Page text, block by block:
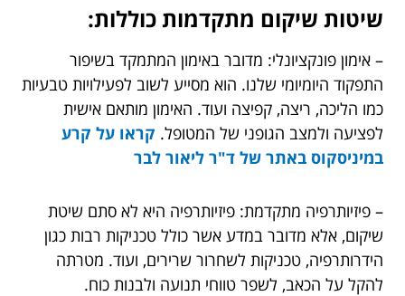
שיטות שיקום מתקדמות כוללות:
– אימון פונקציונלי: מדובר באימון המתמקד בשיפור
התפקוד היומיומי שלנו. הוא מסייע לשוב לפעילויות טבעיות
כמו הליכה, ריצה, קפיצה ועוד. האימון מותאם אישית
לפציעה ולמצב הגופני של המטופל. קראו על קרע
במיניסקוס באתר של ד"ר ליאור לבר
– פיזיותרפיה מתקדמת: פיזיותרפיה היא לא סתם שיטת
שיקום, אלא מדובר במדע אשר כולל טכניקות רבות כגון
הידרותרפיה, טכניקות לשחרור שרירים, ועוד. מטרתה
להקל על הכאב, לשפר טווחי תנועה ולבנות כוח.